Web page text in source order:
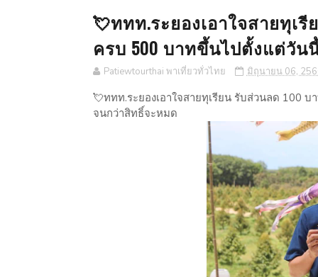
💘ททท.ระยองเอาใจสายทุเ
ครบ 500 บาทขึ้นไปตั้งแต่วั
Patiewtourthai พาเที่ยวทั่วไทย มิถุนายน 06,
💘ททท.ระยองเอาใจสายทุเรียน รับส่วนลด 100
จนกว่าสิทธิ์จะหมด